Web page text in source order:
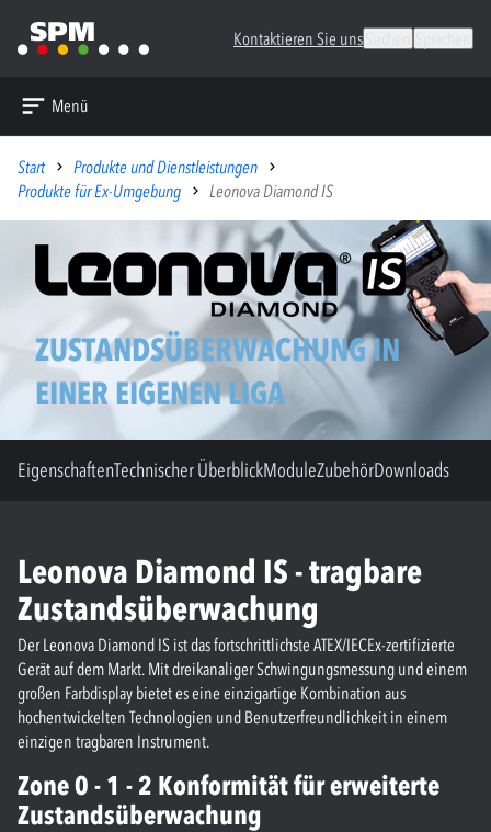
Kontaktieren Sie uns
Menü
Start
Produkte und Dienstleistungen
Produkte für Ex-Umgebung
Leonova Diamond IS
ZUSTANDSÜBERWACHUNG IN
EINER EIGENEN LIGA
EigenschaftenTechnischer ÜberblickModuleZubehörDownloads
Leonova Diamond IS - tragbare
Zustandsüberwachung
Der Leonova Diamond IS ist das fortschrittlichste ATEX/IECEx-zertifizierte
Gerät auf dem Markt. Mit dreikanaliger Schwingungsmessung und einem
großen Farbdisplay bietet es eine einzigartige Kombination aus
hochentwickelten Technologien und Benutzerfreundlichkeit in einem
einzigen tragbaren Instrument.
Zone 0 - 1 - 2 Konformität für erweiterte
Zustandsüberwachung